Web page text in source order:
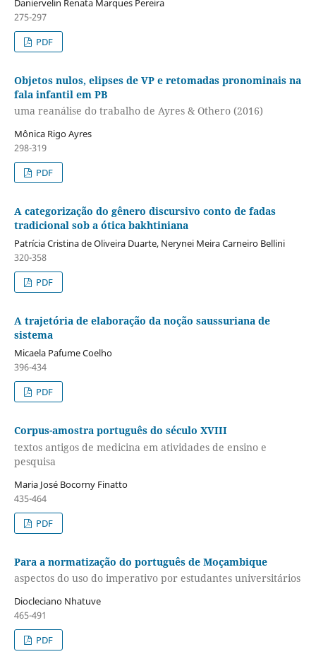
Daniervelin Renata Marques Pereira
275-297
PDF
Objetos nulos, elipses de VP e retomadas pronominais na
fala infantil em PB
uma reanálise do trabalho de Ayres & Othero (2016)
Mônica Rigo Ayres
298-319
PDF
A categorização do gênero discursivo conto de fadas
tradicional sob a ótica bakhtiniana
Patrícia Cristina de Oliveira Duarte, Nerynei Meira Carneiro Bellini
320-358
PDF
A trajetória de elaboração da noção saussuriana de
sistema
Micaela Pafume Coelho
396-434
PDF
Corpus-amostra português do século XVIII
textos antigos de medicina em atividades de ensino e
pesquisa
Maria José Bocorny Finatto
435-464
PDF
Para a normatização do português de Moçambique
aspectos do uso do imperativo por estudantes universitários
Diocleciano Nhatuve
465-491
PDF